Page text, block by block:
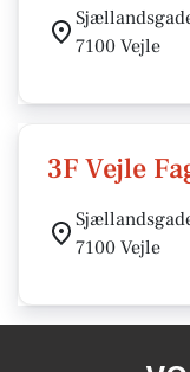
7100 Vejle
3F Vejle
7100 Vejle